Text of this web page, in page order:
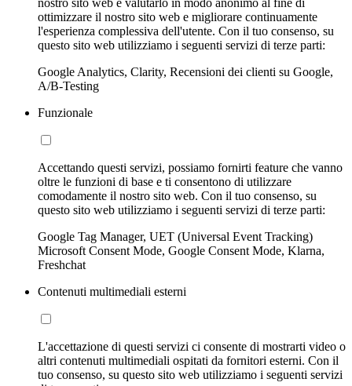
ottimizzare il nostro sito web e migliorare continuamente
l'esperienza complessiva dell'utente. Con il tuo consenso, su
questo sito web utilizziamo i seguenti servizi di terze parti:
Google Analytics, Clarity, Recensioni dei clienti su Google,
A/B-Testing
Funzionale
Accettando questi servizi, possiamo fornirti feature che vanno
oltre le funzioni di base e ti consentono di utilizzare
comodamente il nostro sito web. Con il tuo consenso, su
questo sito web utilizziamo i seguenti servizi di terze parti:
Google Tag Manager, UET (Universal Event Tracking)
Microsoft Consent Mode, Google Consent Mode, Klarna,
Freshchat
Contenuti multimediali esterni
L'accettazione di questi servizi ci consente di mostrarti video o
altri contenuti multimediali ospitati da fornitori esterni. Con il
tuo consenso, su questo sito web utilizziamo i seguenti servizi